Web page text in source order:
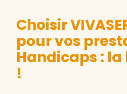
Choisir
pour vos
Handicaps : la
!